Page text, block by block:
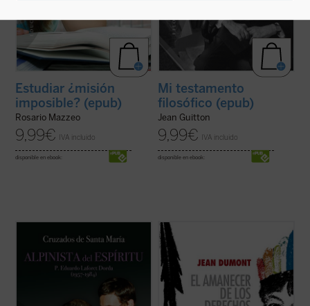
Estudiar ¿misión
imposible? (epub)
Rosario Mazzeo
9,99€ IVA incluido
disponible en ebook:
Mi testamento
filosófico (epub)
Jean Guitton
9,99€ IVA incluido
disponible en ebook:
«Consumado en breve, llenó largos años»
(Sab 4, 13). En sólo veintisiete años dio
grandes pruebas del amor de Dios. Eso es
lo que nos transmiteAlpinista del espíritu
que no es una biografía ...(ver ficha)
En 1550 comenzó un espectáculo insólito
para el mundo: por primera vez en la
historia, un emperador paraliza la
expansión de su imperio para suscitar un
debate: ¿es conforme a la justicia la
civilización y conversión de los indios del
Nuevo ...(ver ficha)